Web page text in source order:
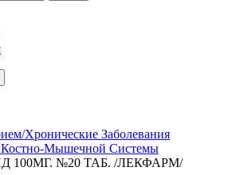
Хронические Заболевания
Костно-Мышечной Системы
100МГ. №20 ТАБ. /ЛЕКФАРМ/